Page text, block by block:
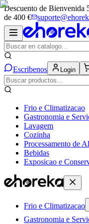
Descuento de Bienvenida
de 400 €
Escribenos Login
Frio e Climatizacao
Gastronomia e
Lavagem
Cozinha
Processamento de
Bebidas
Exposicao e
Frio e Climatizacao
Gastronomia e